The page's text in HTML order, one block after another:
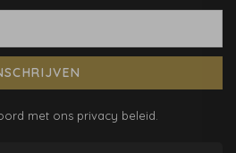
met ons privacy beleid.